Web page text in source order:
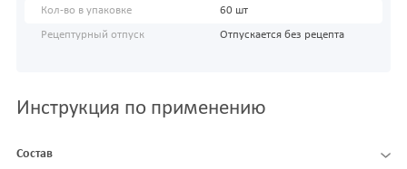
Кол-во в упаковке 60 шт
Рецептурный отпуск Отпускается без рецепта
Инструкция по применению
Состав